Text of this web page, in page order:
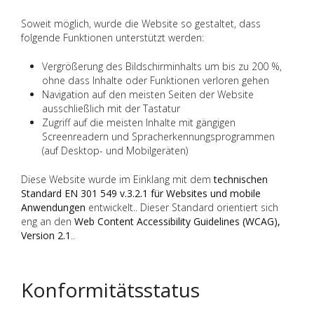
Soweit möglich, wurde die Website so gestaltet, dass
folgende Funktionen unterstützt werden:
Vergrößerung des Bildschirminhalts um bis zu 200 %,
ohne dass Inhalte oder Funktionen verloren gehen
Navigation auf den meisten Seiten der Website
ausschließlich mit der Tastatur
Zugriff auf die meisten Inhalte mit gängigen
Screenreadern und Spracherkennungsprogrammen
(auf Desktop- und Mobilgeräten)
Diese Website wurde im Einklang mit demtechnischen
Standard EN 301 549 v.3.2.1 für Websites und mobile
Anwendungen entwickelt.. Dieser Standard orientiert sich
eng an den Web Content Accessibility Guidelines (WCAG),
Version 2.1
Konformitätsstatus